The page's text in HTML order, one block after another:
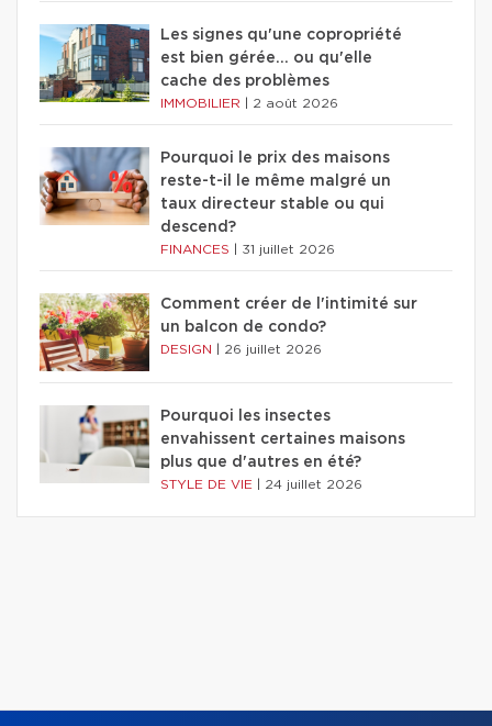
Les signes qu'une copropriété
est bien gérée… ou qu'elle
cache des problèmes
IMMOBILIER 2 août 2026
Pourquoi le prix des maisons
reste-t-il le même malgré un
taux directeur stable ou qui
descend?
FINANCES 31 juillet 2026
Comment créer de l'intimité sur
un balcon de condo?
DESIGN 26 juillet 2026
Pourquoi les insectes
envahissent certaines maisons
plus que d'autres en été?
STYLE DE VIE 24 juillet 2026